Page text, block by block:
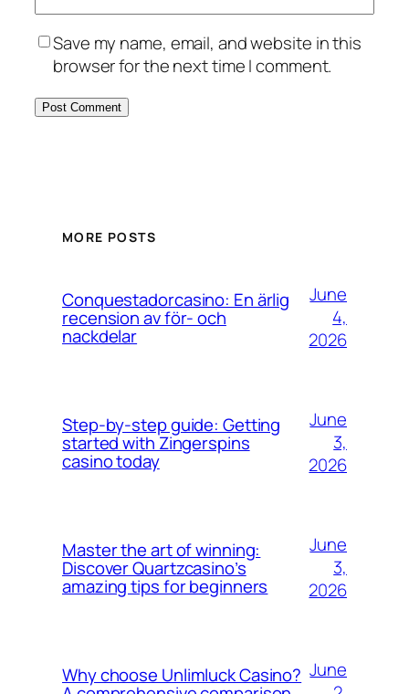
Save my name, email, and website in this
browser for the next time I comment.
MORE POSTS
Conquestadorcasino: En ärlig
recension av för- och
nackdelar
June
4,
2026
Step-by-step guide: Getting
started with Zingerspins
casino today
June
3,
2026
Master the art of winning:
Discover Quartzcasino’s
amazing tips for beginners
June
3,
2026
Why choose Unlimluck Casino? June